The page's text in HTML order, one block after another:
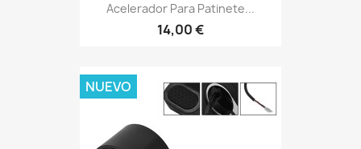
Acelerador Para Patinete...
14,00 €
NUEVO